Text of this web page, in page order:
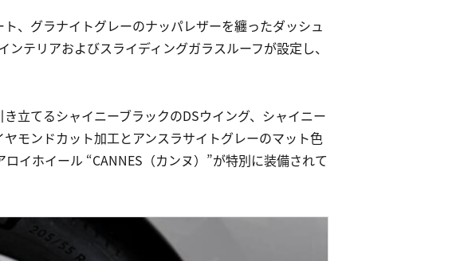
、グラナイトグレーのナッパレザーを纏ったダッシュ
テリアおよびスライディングガラスルーフが設定し、
立てるシャイニーブラックのDSウイング、シャイニー
モンドカット加工とアンスラサイトグレーのマット色
イホイール “CANNES（カンヌ）”が特別に装備されて